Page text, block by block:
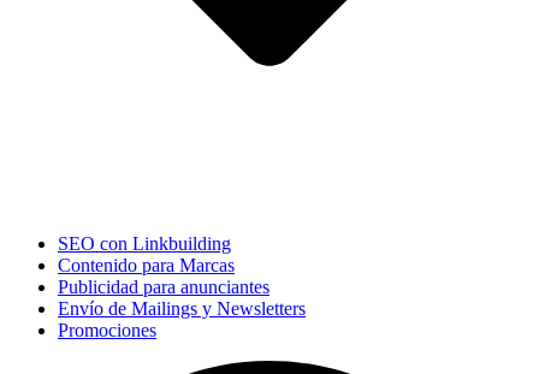
SEO con Linkbuilding
Contenido para Marcas
Publicidad para anunciantes
Envío de Mailings y Newsletters
Promociones